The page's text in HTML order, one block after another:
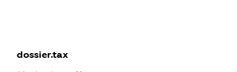
dossier.tax